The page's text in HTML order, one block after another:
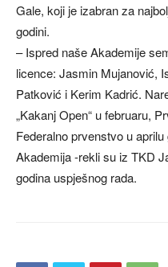
Gale, koji je izabran za
godini.
– Ispred naše Akademije
licence: Jasmin Mujanović,
Patković i Kerim Kadrić.
„Kakanj Open“ u februaru,
Federalno prvenstvo u
Akademija -rekli su iz TKD
godina uspješnog rada.